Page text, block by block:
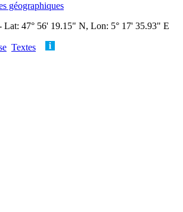
géographiques
Lat: 47° 56' 19.15" N, Lon: 5° 17' 35.93" E
Textes